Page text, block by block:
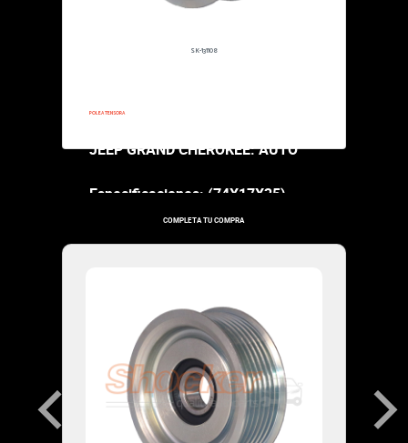
SK-131108
POLEA TENSORA
JEEP GRAND CHEROKEE: AUTO
Especificaciones: (74X17X25)
COMPLETA TU COMPRA